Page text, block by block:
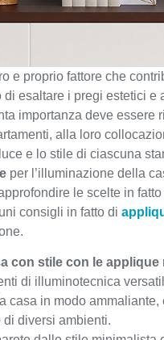
e proprio fattore che
di esaltare i pregi estetici e
importanza deve essere
alla loro
e lo stile di ciascuna
per l’illuminazione della
le scelte in
consigli in fatto di
con stile con le applique
di illuminotecnica
casa in modo
di diversi ambienti.